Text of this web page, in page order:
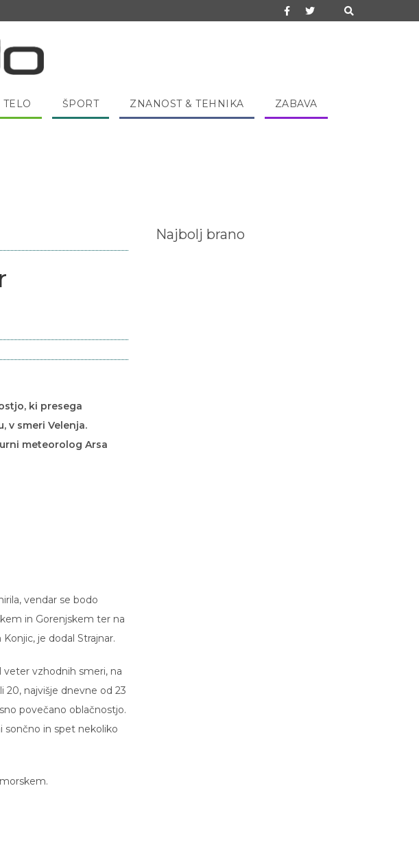
ŠPORT ZNANOST & TEHNIKA ZABAVA
ki presega
v smeri Velenja.
meteorolog Arsa
vendar se bodo
in Gorenjskem ter na
je dodal Strajnar.
vzhodnih smeri, na
20, najvišje dnevne od 23
povečano oblačnostjo.
sončno in spet nekoliko
Najbolj brano